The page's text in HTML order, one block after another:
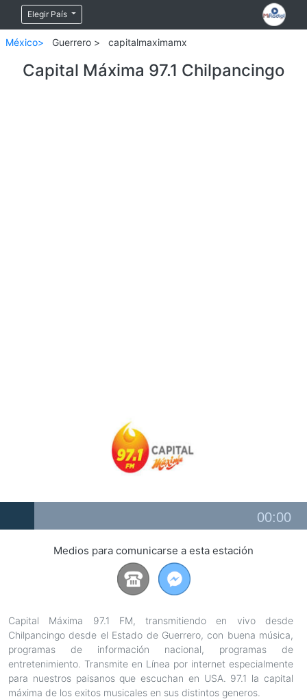
Elegir País
México> Guerrero > capitalmaximamx
Capital Máxima 97.1 Chilpancingo
Player
00:00
Medios para comunicarse a esta estación
Capital Máxima 97.1 FM, transmitiendo en vivo desde
Chilpancingo desde el Estado de Guerrero, con buena música,
programas de información nacional, programas de
entretenimiento. Transmite en Línea por internet especialmente
para nuestros paisanos que escuchan en USA. 97.1 la capital
máxima de los exitos musicales en sus distintos generos.